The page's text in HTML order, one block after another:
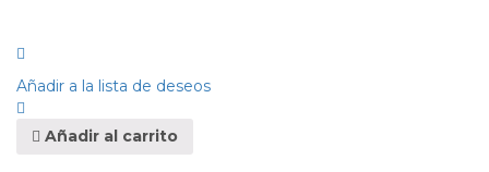
Añadir a la lista de deseos
Añadir al carrito